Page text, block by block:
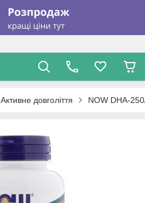
Активне довголіття NOW DHA-